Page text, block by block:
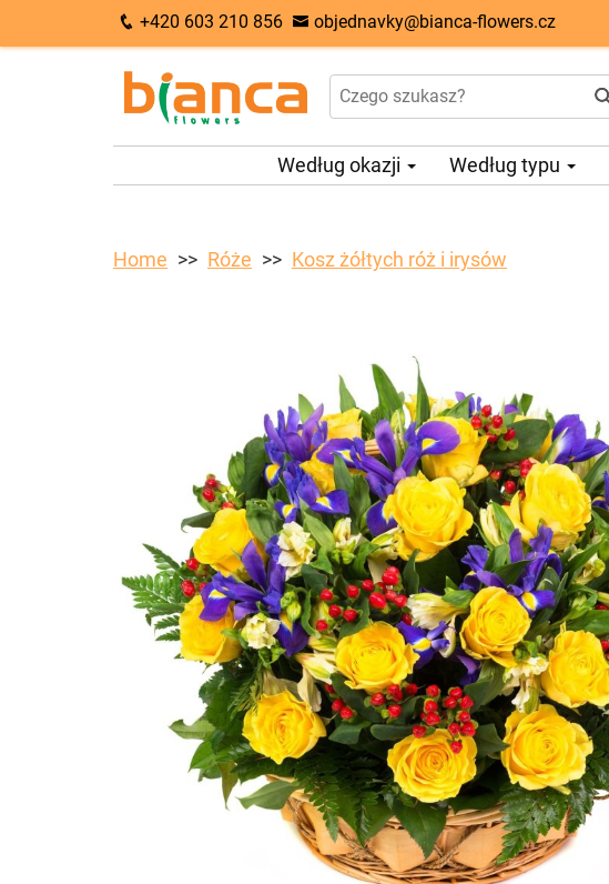
+420 603 210 856 objednavky@bianca-flowers.cz
Według okazji Według typu
Home Róże Kosz żółtych róż i irysów